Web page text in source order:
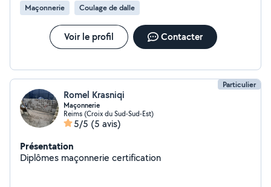
Maçonnerie Coulage de dalle
Voir le profil Contacter
Particulier
Romel Krasniqi
Maçonnerie
Reims (Croix du Sud-Sud-Est)
5/5 (5 avis)
Présentation
Diplômes maçonnerie certification